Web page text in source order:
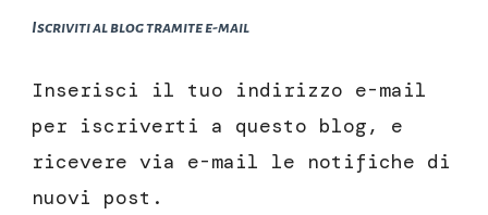
Iscriviti al blog tramite e-mail
Inserisci il tuo indirizzo e-mail
per iscriverti a questo blog, e
ricevere via e-mail le notifiche di
nuovi post.